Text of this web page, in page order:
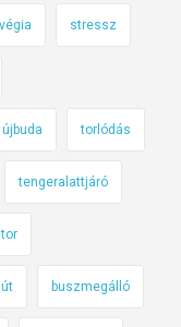
stressz
újbuda torlódás
tengeralattjáró
buszmegálló